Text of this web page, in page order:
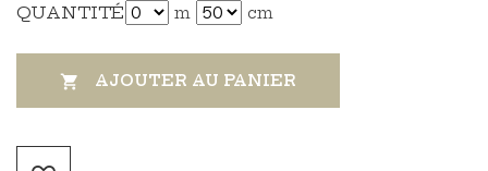
QUANTITÉ m cm
 AJOUTER AU PANIER